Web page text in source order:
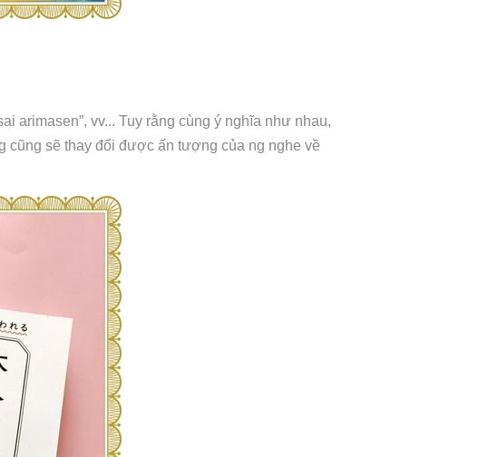
arimasen”, vv... Tuy rằng cùng ý nghĩa như nhau,
cũng sẽ thay đổi được ấn tượng của ng nghe về